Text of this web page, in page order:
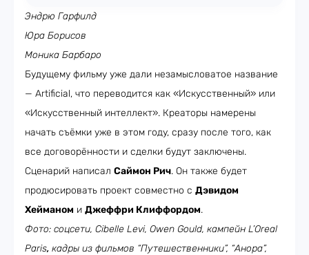
Эндрю Гарфилд
Юра Борисов
Моника Барбаро
Будущему фильму уже дали незамысловатое название
— Artificial, что переводится как «Искусственный» или
«Искусственный интеллект». Креаторы намерены
начать съёмки уже в этом году, сразу после того, как
все договорённости и сделки будут заключены.
Сценарий написал Саймон Рич. Он также будет
продюсировать проект совместно с Дэвидом
Хейманом и Джеффри Клиффордом.
Фото: соцсети, Cibelle Levi, Owen Gould, кампейн L’Oreal
Paris, кадры из фильмов “Путешественники”, “Анора”,